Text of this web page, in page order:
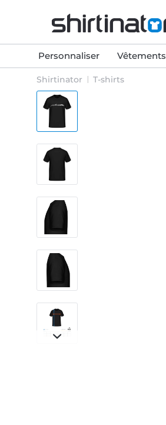
Personnaliser Vêtements
Shirtinator T-shirts